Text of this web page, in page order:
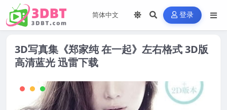
登录
3D写真集《郑家纯 在一起》左右格式 3D版
高清蓝光 迅雷下载